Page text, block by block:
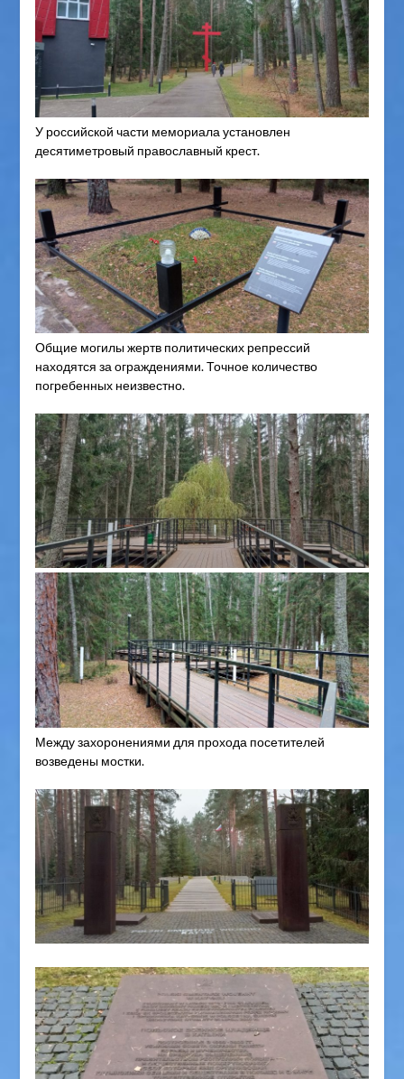
У российской части мемориала установлен
десятиметровый православный крест.
Общие могилы жертв политических репрессий
находятся за ограждениями. Точное количество
погребенных неизвестно.
Между захоронениями для прохода посетителей
возведены мостки.